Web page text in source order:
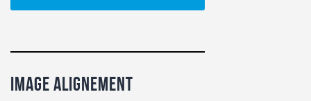
image alignement